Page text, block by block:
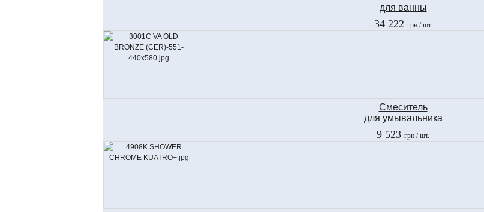
для ванны
Fima
OLIVIA CHIC
34 222 грн/ шт.
Смеситель
для умывальника
Ramon Soler
GAUDI
9 523 грн / шт.